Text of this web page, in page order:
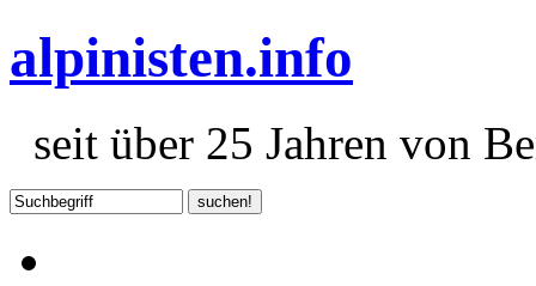
alpinisten.info
seit über 25 Jahren von